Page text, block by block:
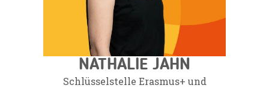
NATHALIE JAHN
Schlüsselstelle Erasmus+ und